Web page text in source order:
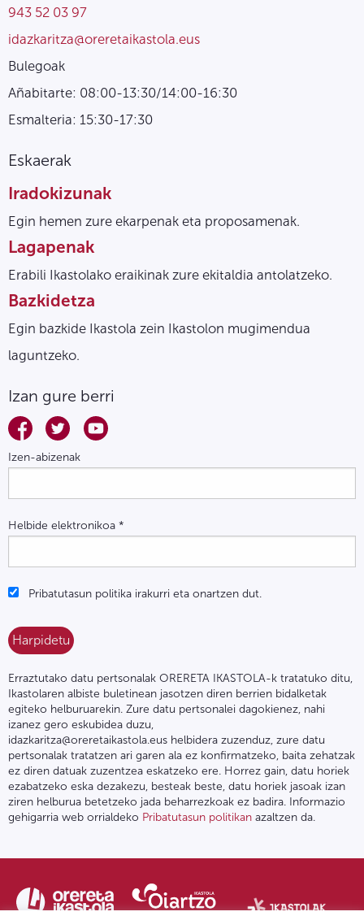
943 52 03 97
idazkaritza@oreretaikastola.eus
Bulegoak
Añabitarte: 08:00-13:30/14:00-16:30
Esmalteria: 15:30-17:30
Eskaerak
Iradokizunak
Egin hemen zure ekarpenak eta proposamenak.
Lagapenak
Erabili Ikastolako eraikinak zure ekitaldia antolatzeko.
Bazkidetza
Egin bazkide Ikastola zein Ikastolon mugimendua
laguntzeko.
Izan gure berri
Izen-abizenak
Helbide elektronikoa *
Pribatutasun politika irakurri eta onartzen dut.
Erraztutako datu pertsonalak ORERETA IKASTOLA-k tratatuko ditu,
Ikastolaren albiste buletinean jasotzen diren berrien bidalketak
egiteko helburuarekin. Zure datu pertsonalei dagokienez, nahi
izanez gero eskubidea duzu,
idazkaritza@oreretaikastola.eus helbidera zuzenduz, zure datu
pertsonalak tratatzen ari garen ala ez konfirmatzeko, baita zehatzak
ez diren datuak zuzentzea eskatzeko ere. Horrez gain, datu horiek
ezabatzeko eska dezakezu, besteak beste, datu horiek jasoak izan
ziren helburua betetzeko jada beharrezkoak ez badira. Informazio
gehigarria web orrialdeko Pribatutasun politikan azaltzen da.